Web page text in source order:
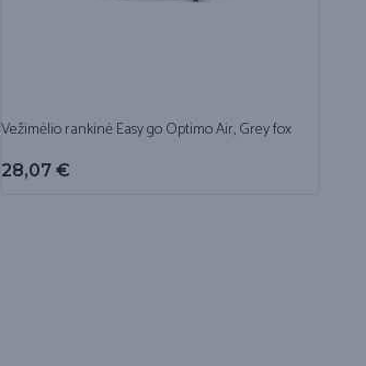
Vežimėlio rankinė Easy go Optimo Air, Grey fox
28,07 €